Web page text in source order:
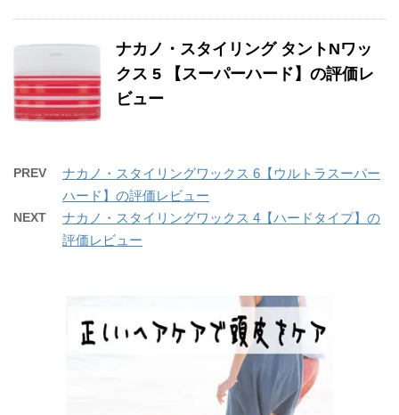
ナカノ・スタイリング タントNワッ
クス 5 【スーパーハード】の評価レ
ビュー
PREV
ナカノ・スタイリングワックス 6【ウルトラスーパー
ハード】の評価レビュー
NEXT
ナカノ・スタイリングワックス 4【ハードタイプ】の
評価レビュー